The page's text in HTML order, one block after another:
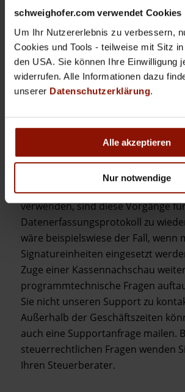
schweighofer.com verwendet Cookies
Um Ihr Nutzererlebnis zu verbessern,
Cookies und Tools - teilweise mit Sitz
den USA. Sie können Ihre Einwilligung
widerrufen. Alle Informationen dazu
unserer Datenschutzerklärung.
Alle akzeptieren
Nur notwendige
Einstellungsdialog geben Sie den
gewünschten Exportpfad an
anschließend rechts auf
„Datenerfassungsprotokoll
Danach wird das
der verknüpften
Die erstellten JSON-Dateien können
anschließend dem Finanzprüfer
Sollten Sie mehrere
verwenden, sind diese Vorgänge
Datenerfassungsprotokoll zu
wäre beispielswiese der Fall, wenn
Signatureinheiten eingesetzt
Zuge einer Kassennachschau
programmtechnische Fragen
Sie nicht unseren Support zu
Außerhalb der Geschäftszeiten
auch eine Supportanfrage mailen.
steuerrechtlichen Fragen wenden
Ihren Steuerberater.